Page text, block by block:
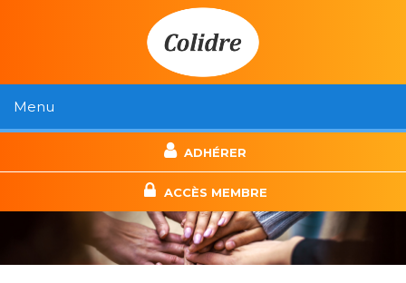
ADHÉRER
ACCÈS MEMBRE